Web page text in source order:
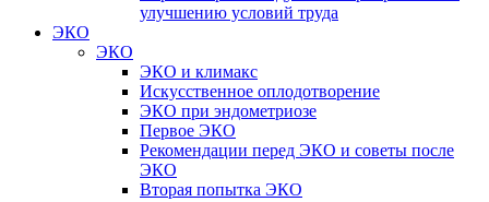
улучшению условий труда
ЭКО
ЭКО
ЭКО и климакс
Искусственное оплодотворение
ЭКО при эндометриозе
Первое ЭКО
Рекомендации перед ЭКО и советы после
ЭКО
Вторая попытка ЭКО